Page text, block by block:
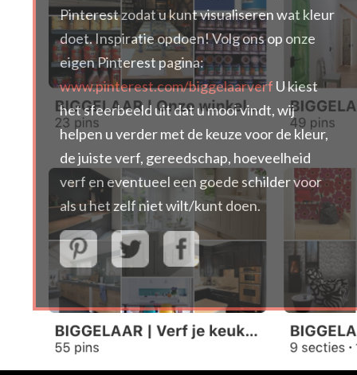
Pinterest zodat u kunt visualiseren wat kleur
doet. Inspiratie opdoen! Volg ons op onze
eigen Pinterest pagina:
www.pinterest.com/biggelaarverfU kiest
het sfeerbeeld uit dat u mooi vindt, wij
helpen u verder met de keuze voor de kleur,
de juiste verf, gereedschap, hoeveelheid
verf en eventueel een goede schilder voor
als u het zelf niet wilt/kunt doen.